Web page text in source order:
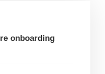
onboarding